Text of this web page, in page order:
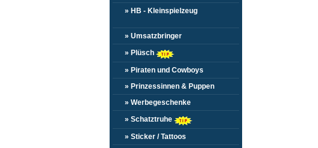
» HB - Kleinspielzeug
» Umsatzbringer
» Plüsch
» Piraten und Cowboys
» Prinzessinnen & Puppen
» Werbegeschenke
» Schatztruhe
» Sticker / Tattoos